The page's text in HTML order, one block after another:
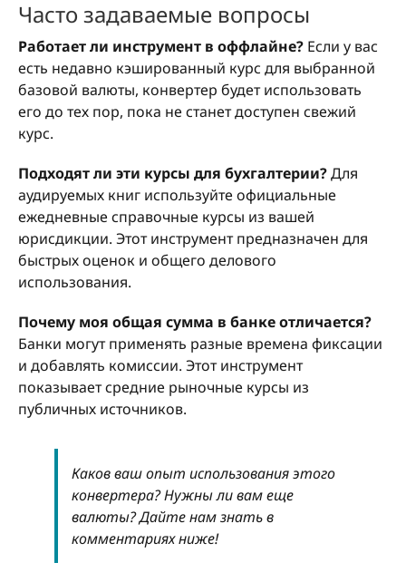
Часто задаваемые вопросы
Работает ли инструмент в оффлайне? Если у вас
есть недавно кэшированный курс для выбранной
базовой валюты, конвертер будет использовать
его до тех пор, пока не станет доступен свежий
курс.
Подходят ли эти курсы для бухгалтерии?Для
аудируемых книг используйте официальные
ежедневные справочные курсы из вашей
юрисдикции. Этот инструмент предназначен для
быстрых оценок и общего делового
использования.
Почему моя общая сумма в банке отличается?
Банки могут применять разные времена фиксации
и добавлять комиссии. Этот инструмент
показывает средние рыночные курсы из
публичных источников.
Каков ваш опыт использования этого
конвертера? Нужны ли вам еще
валюты? Дайте нам знать в
комментариях ниже!